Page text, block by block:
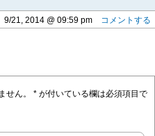
9/21, 2014 @ 09:59 pm コメントする
せん。 * が付いている欄は必須項目で